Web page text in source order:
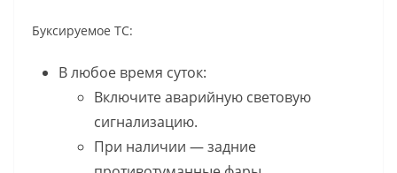
Буксируемое ТС:
В любое время суток:
Включите аварийную световую
сигнализацию.
При наличии — задние